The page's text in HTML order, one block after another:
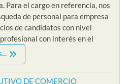
Para el cargo en referencia, nos
de personal para empresa
de candidatos con nivel
con interés en el
DE COMERCIO